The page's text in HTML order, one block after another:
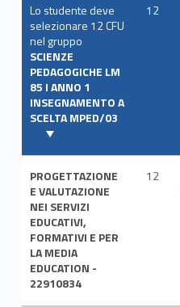
Lo studente deve
selezionare 12 CFU
nel gruppo
SCIENZE
PEDAGOGICHE LM
85 I ANNO 1
INSEGNAMENTO A
SCELTA MPED/03
12
PROGETTAZIONE
E VALUTAZIONE
NEI SERVIZI
EDUCATIVI,
FORMATIVI E PER
LA MEDIA
EDUCATION -
22910834
12